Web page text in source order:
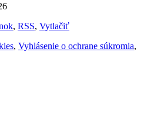
, RSS, Vytlačiť
, Vyhlásenie o ochrane súkromia,